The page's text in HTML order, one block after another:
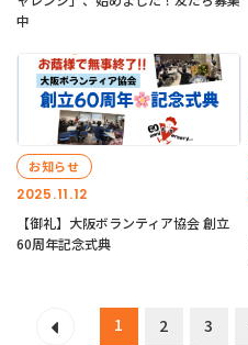
中
2025.11.12
お知らせ
【御礼】大阪ボランティア協会 創立
60周年記念式典
1 2 3